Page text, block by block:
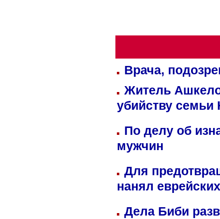
Врача,
Житель
убийству семьи
По делу об
мужчин
Для
нанял
Дела Биби